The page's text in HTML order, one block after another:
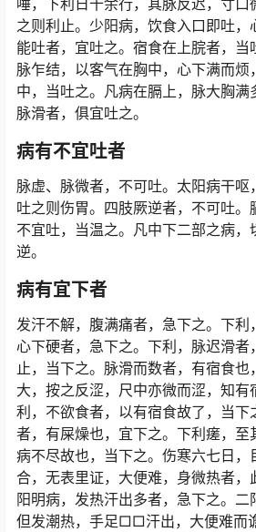
唾，下利日十余行，其脉反迟，寸口
之则利止。少阳病，饮食入口即吐，
能吐者，宜吐之。宿食在上脘者，当
脉乍结，以客气在胸中，心下满而烦
中，当吐之。凡病在膈上，脉大胸满
脉滑者，俱宜吐之。
病有不宜吐者
脉虚、脉微者，不可吐。太阳病干呕
吐之则伤胃。四肢厥逆者，不可吐。
不宜吐，当温之。凡中下二部之病，
逆。
病有宜下者
发汗不解，腹满痛者，急下之。下利
心下硬者，急下之。下利，脉迟滑者
止，当下之。脉滑而数者，有宿食也
大，按之反涩，尺中亦微而涩，知有
利，不欲食者，以有宿食故了，当下
者，有屎燥也，宜下之。下利瘥，至
病不尽故也，当下之。伤寒六七日，
合，无表里证，大便难，身微热者，
阳明病，发热汗出多者，急下之。二
但发潮热，手足□□汗出，大便难而